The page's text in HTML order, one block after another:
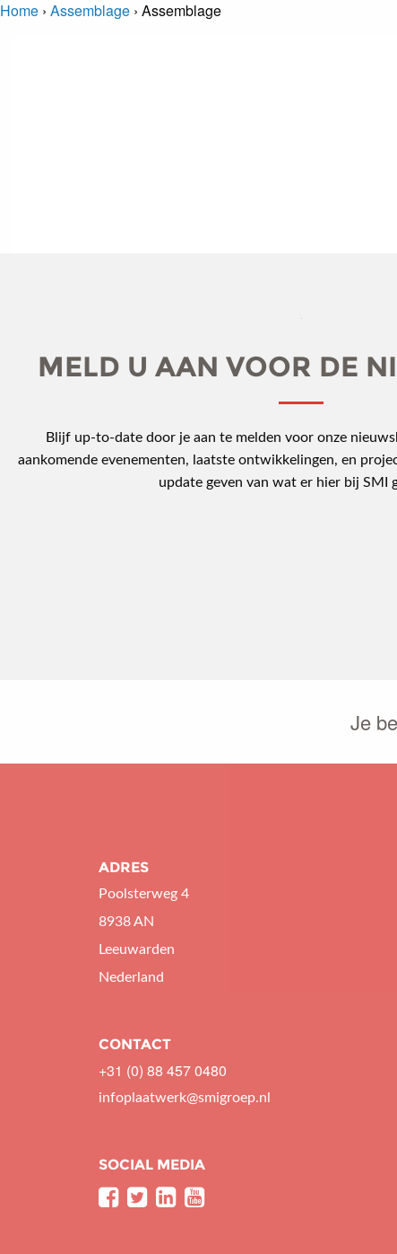
Home › Assemblage › Assemblage
MELD U AAN VOOR DE
Blijf up-to-date door je aan te melden voor onze
aankomende evenementen, laatste ontwikkelingen, en
update geven van wat er hier bij SMI
Je
ADRES
Poolsterweg 4
8938 AN
Leeuwarden
Nederland
CONTACT
+31 (0) 88 457 0480
infoplaatwerk@smigroep.nl
SOCIAL MEDIA